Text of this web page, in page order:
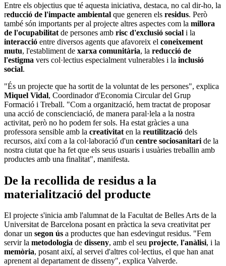
Entre els objectius que té aquesta iniciativa, destaca, no cal dir-ho, la
reducció de l'impacte ambiental que generen els residus. Però
també són importants per al projecte altres aspectes com la millora
de l'ocupabilitat de persones amb risc d'exclusió social i la
interacció entre diversos agents que afavoreix el coneixement
mutu, l'establiment de xarxa comunitària, la reducció de
l'estigma vers col·lectius especialment vulnerables i la inclusió
social.
"És un projecte que ha sortit de la voluntat de les persones", explica
Miquel Vidal, Coordinador d'Economia Circular del Grup
Formació i Treball. "Com a organització, hem tractat de proposar
una acció de conscienciació, de manera paral·lela a la nostra
activitat, però no ho podem fer sols. Ha estat gràcies a una
professora sensible amb la creativitat en la reutilització dels
recursos, així com a la col·laboració d'un centre sociosanitari de la
nostra ciutat que ha fet que els seus usuaris i usuàries treballin amb
productes amb una finalitat", manifesta.
De la recollida de residus a la
materialització del producte
El projecte s'inicia amb l'alumnat de la Facultat de Belles Arts de la
Universitat de Barcelona posant en pràctica la seva creativitat per
donar un segon ús a productes que han esdevingut residus. "Fem
servir la metodologia de disseny, amb el seu projecte, l'anàlisi, i la
memòria, posant així, al servei d'altres col·lectius, el que han anat
aprenent al departament de disseny", explica Valverde.